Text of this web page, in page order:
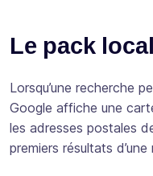
Le pack local
Lorsqu’une recherche
Google affiche une
les adresses postales
premiers résultats